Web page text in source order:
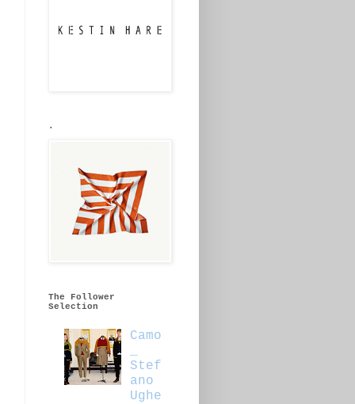
.
The Follower
Selection
Camo
Stef
ano
Ughe